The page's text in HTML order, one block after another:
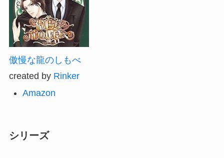
傲慢な龍のしもべ
created by Rinker
Amazon
シリーズ